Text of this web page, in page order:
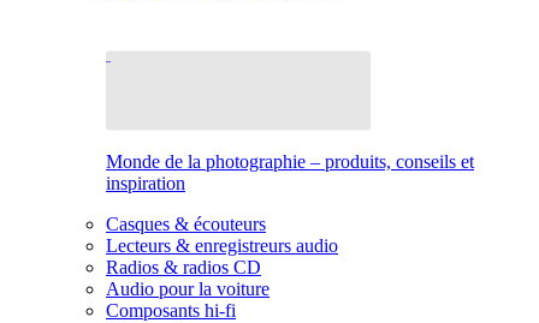
Monde de la photographie – produits, conseils et
inspiration
Casques & écouteurs
Lecteurs & enregistreurs audio
Radios & radios CD
Audio pour la voiture
Composants hi-fi